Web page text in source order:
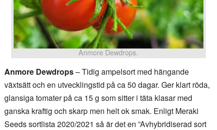
Anmore Dewdrops.
Anmore Dewdrops– Tidig ampelsort med hängande
växtsätt och en utvecklingstid på ca 50 dagar. Ger klart röda,
glansiga tomater på ca 15 g som sitter i täta klasar med
ganska kraftig och skarp men helt ok smak. Enligt Meraki
Seeds sortlista 2020/2021 så är det en ”Avhybridiserad sort